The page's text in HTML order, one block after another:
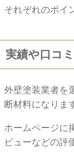
それぞれのポイ
実績や口コ
外壁塗装業者を
断材料になりま
ホームページに
ビューなどの評